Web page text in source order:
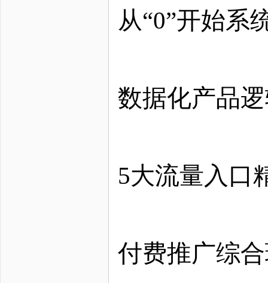
从“0”开始系
数据化产品
5大流量入口
付费推广综